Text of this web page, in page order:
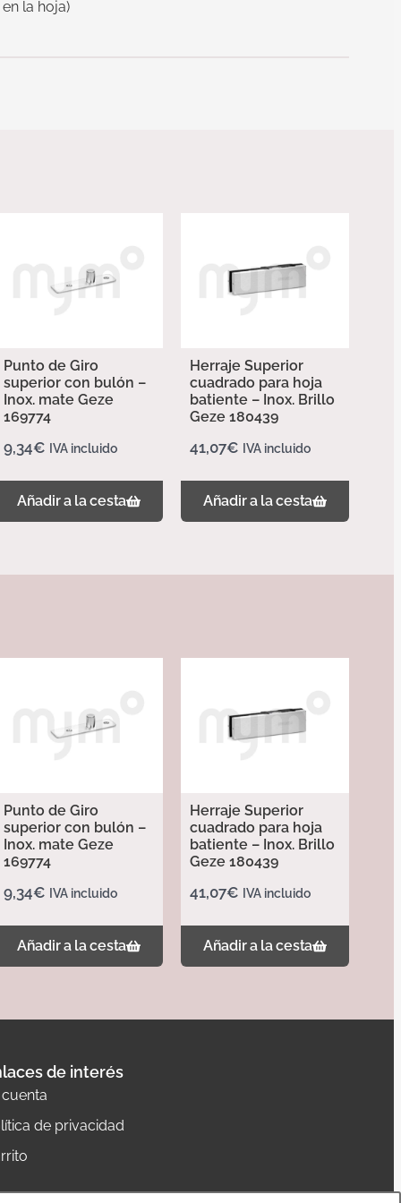
la hoja)
Punto de Giro
superior con bulón –
Inox. mate Geze
169774
9,34€ IVA incluido
Añadir a la cesta
Herraje Superior
cuadrado para hoja
batiente – Inox. Brillo
Geze 180439
41,07€ IVA incluido
Añadir a la cesta
Punto de Giro
superior con bulón –
Inox. mate Geze
169774
9,34€ IVA incluido
Añadir a la cesta
Herraje Superior
cuadrado para hoja
batiente – Inox. Brillo
Geze 180439
41,07€ IVA incluido
Añadir a la cesta
de interés
cuenta
de privacidad